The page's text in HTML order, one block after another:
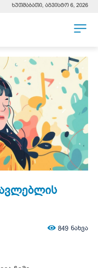
ხუთშაბათი, აგვისტო 6, 2026
849 ნახვა